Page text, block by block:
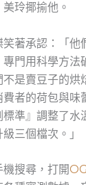
玲揶揄他。
笑著承認：「他
專門用科學方法
是賣豆子的烘
者的荷包與味
準』調整了水
三個檔次。」
搜尋，打開